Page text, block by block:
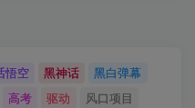
悟空 黑神话
黑白弹幕
高考 驱动
风口项目